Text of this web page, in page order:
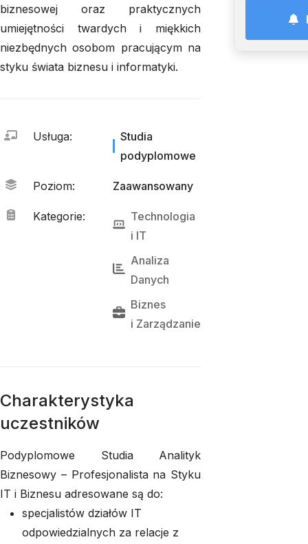
biznesowej oraz praktycznych
umiejętności twardych i miękkich
niezbędnych osobom pracującym na
styku świata biznesu i informatyki.
Usługa:
Studia
podyplomowe
Poziom: Zaawansowany
Kategorie:
Technologia
i IT
Analiza
Danych
Biznes
i Zarządzanie
Charakterystyka
uczestników
Podyplomowe Studia Analityk
Biznesowy – Profesjonalista na Styku
IT i Biznesu adresowane są do:
specjalistów działów IT
odpowiedzialnych za relacje z